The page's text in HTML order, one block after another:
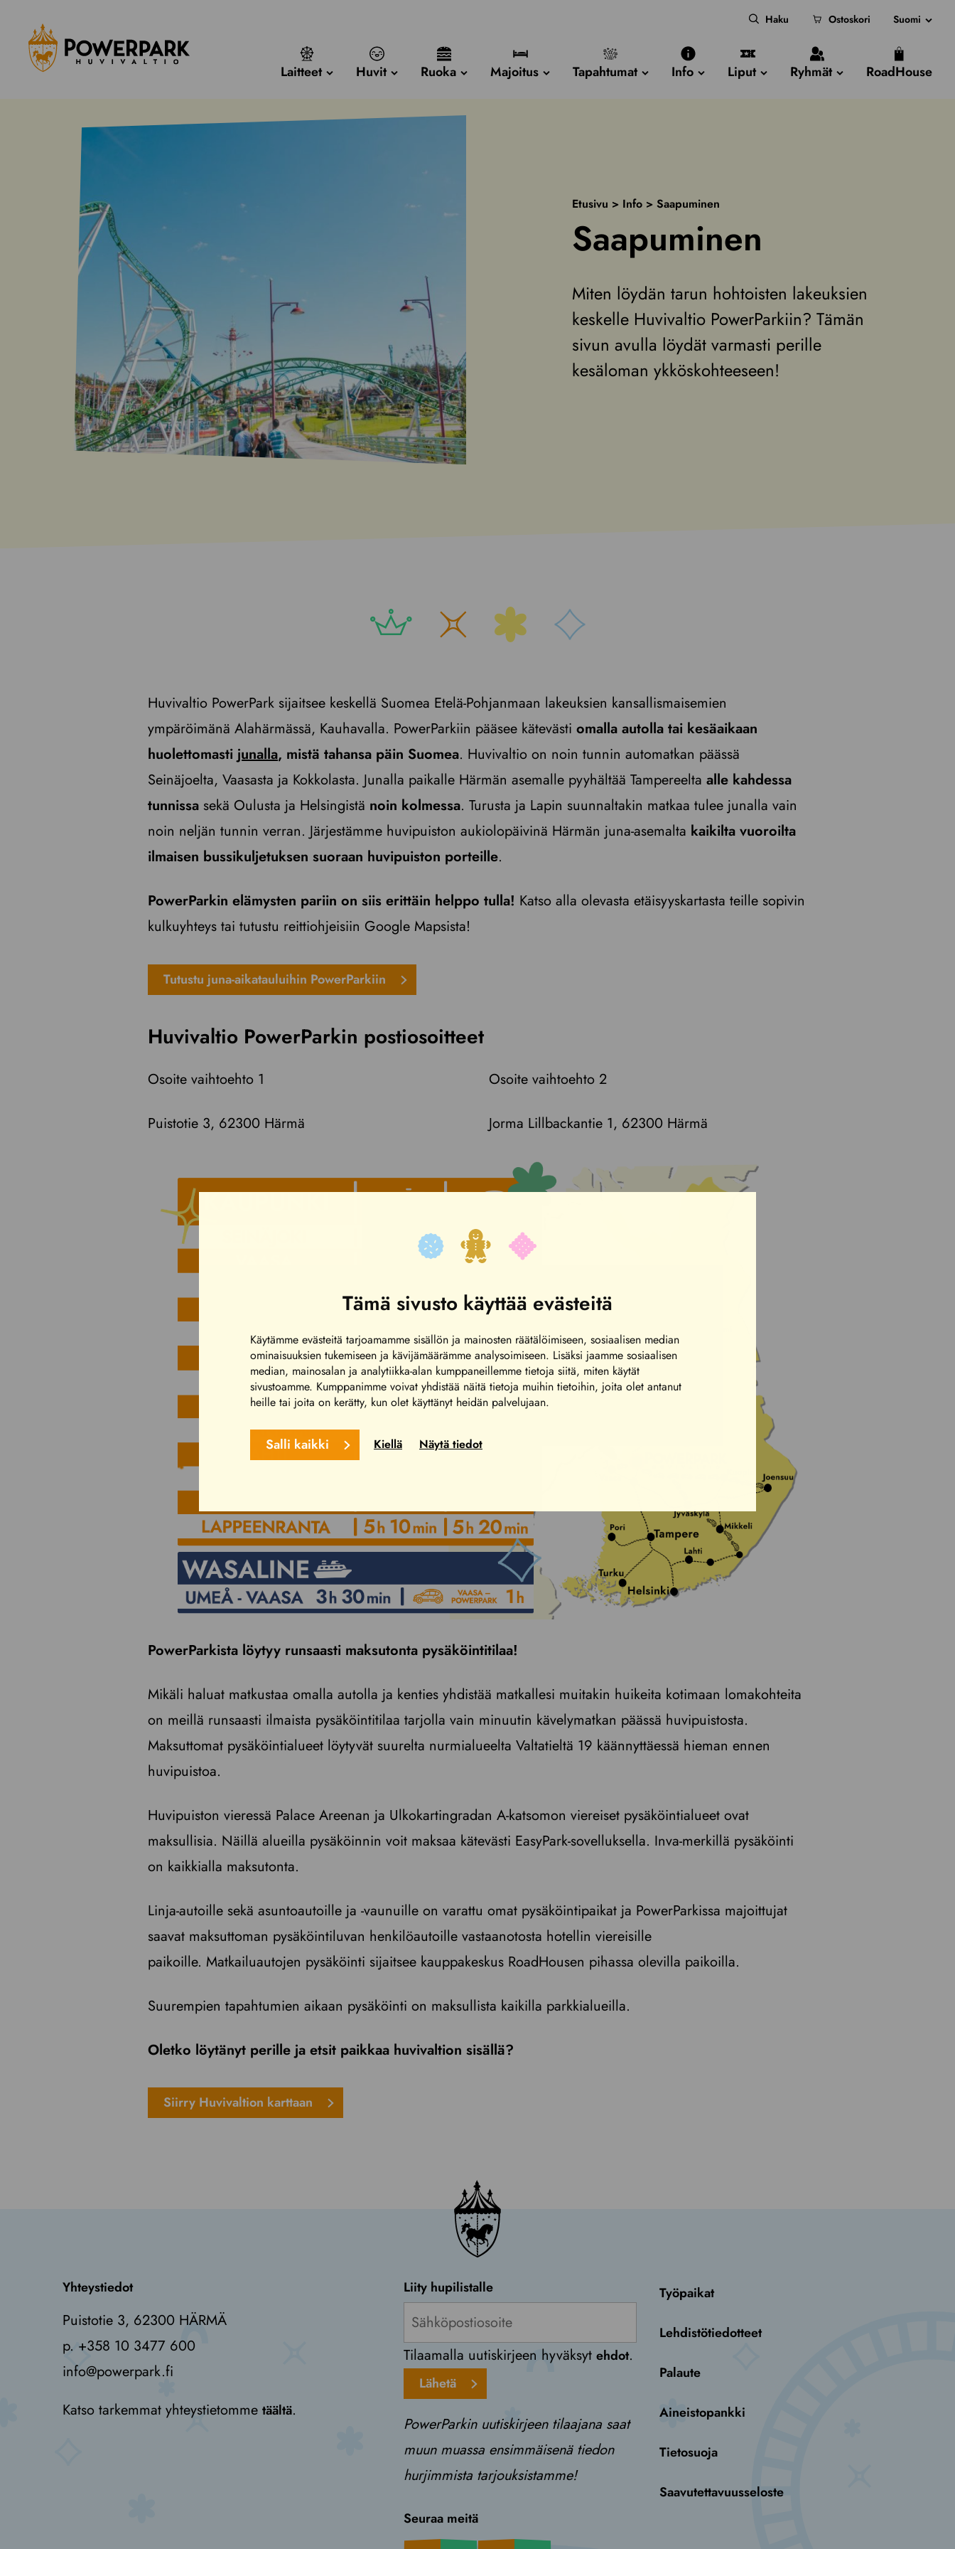
Tämä sivusto käyttää evästeitä
Käytämme evästeitä tarjoamamme sisällön ja mainosten räätälöimiseen, sosiaalisen median
ominaisuuksien tukemiseen ja kävijämäärämme analysoimiseen. Lisäksi jaamme sosiaalisen
median, mainosalan ja analytiikka-alan kumppaneillemme tietoja siitä, miten käytät
sivustoamme. Kumppanimme voivat yhdistää näitä tietoja muihin tietoihin, joita olet antanut
heille tai joita on kerätty, kun olet käyttänyt heidän palvelujaan.
Salli kaikki Kiellä Näytä tiedot
Haku Ostoskori Suomi
Laitteet Huvit Ruoka Majoitus Tapahtumat Info Liput Ryhmät RoadHouse
Etusivu > Info> Saapuminen
Saapuminen
Miten löydän tarun hohtoisten lakeuksien
keskelle Huvivaltio PowerParkiin? Tämän
sivun avulla löydät varmasti perille
kesäloman ykköskohteeseen!
Huvivaltio PowerPark sijaitsee keskellä Suomea Etelä-Pohjanmaan lakeuksien kansallismaisemien
ympäröimänä Alahärmässä, Kauhavalla. PowerParkiin pääsee kätevästi omalla autolla tai kesäaikaan
huolettomasti junalla, mistä tahansa päin Suomea. Huvivaltio on noin tunnin automatkan päässä
Seinäjoelta, Vaasasta ja Kokkolasta. Junalla paikalle Härmän asemalle pyyhältää Tampereelta alle kahdessa
tunnissa sekä Oulusta ja Helsingistä noin kolmessa. Turusta ja Lapin suunnaltakin matkaa tulee junalla vain
noin neljän tunnin verran. Järjestämme huvipuiston aukiolopäivinä Härmän juna-asemalta kaikilta vuoroilta
ilmaisen bussikuljetuksen suoraan huvipuiston porteille.
PowerParkin elämysten pariin on siis erittäin helppo tulla! Katso alla olevasta etäisyyskartasta teille sopivin
kulkuyhteys tai tutustu reittiohjeisiin Google Mapsista!
Tutustu juna-aikatauluihin PowerParkiin
Huvivaltio PowerParkin postiosoitteet
Osoite vaihtoehto 1
Puistotie 3, 62300 Härmä
Osoite vaihtoehto 2
Jorma Lillbackantie 1, 62300 Härmä
PowerParkista löytyy runsaasti maksutonta pysäköintitilaa!
Mikäli haluat matkustaa omalla autolla ja kenties yhdistää matkallesi muitakin huikeita kotimaan lomakohteita
on meillä runsaasti ilmaista pysäköintitilaa tarjolla vain minuutin kävelymatkan päässä huvipuistosta.
Maksuttomat pysäköintialueet löytyvät suurelta nurmialueelta Valtatieltä 19 käännyttäessä hieman ennen
huvipuistoa.
Huvipuiston vieressä Palace Areenan ja Ulkokartingradan A-katsomon viereiset pysäköintialueet ovat
maksullisia. Näillä alueilla pysäköinnin voit maksaa kätevästi EasyPark-sovelluksella. Inva-merkillä pysäköinti
on kaikkialla maksutonta.
Linja-autoille sekä asuntoautoille ja -vaunuille on varattu omat pysäköintipaikat ja PowerParkissa majoittujat
saavat maksuttoman pysäköintiluvan henkilöautoille vastaanotosta hotellin viereisille
paikoille. Matkailuautojen pysäköinti sijaitsee kauppakeskus RoadHousen pihassa olevilla paikoilla.
Suurempien tapahtumien aikaan pysäköinti on maksullista kaikilla parkkialueilla.
Oletko löytänyt perille ja etsit paikkaa huvivaltion sisällä?
Siirry Huvivaltion karttaan
Yhteystiedot
Puistotie 3, 62300 HÄRMÄ
p. +358 10 3477 600
info@powerpark.fi
Katso tarkemmat yhteystietomme täältä.
Liity hupilistalle
Tilaamalla uutiskirjeen hyväksyt ehdot.
Lähetä
PowerParkin uutiskirjeen tilaajana saat
muun muassa ensimmäisenä tiedon
hurjimmista tarjouksistamme!
Työpaikat
Lehdistötiedotteet
Palaute
Aineistopankki
Tietosuoja
Saavutettavuusseloste
Seuraa meitä